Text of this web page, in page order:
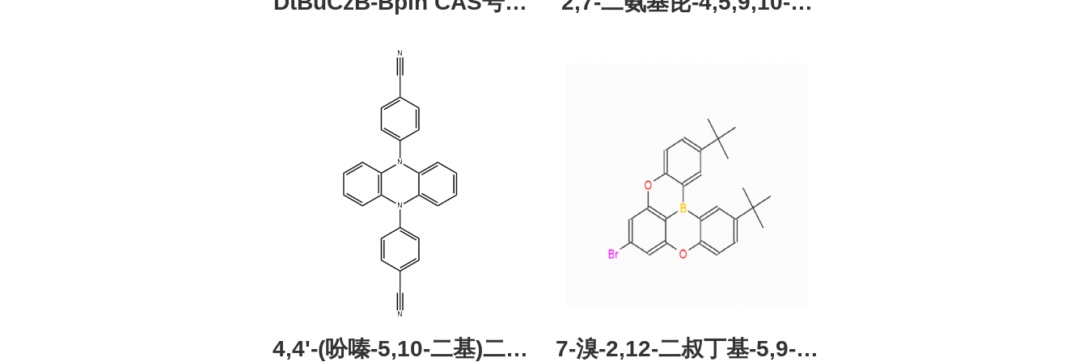
2643331-97-7
现货促销，可分装，高校
研究所 先发后付
4,4'-(吩嗪-5,10-二基)二苯 7-溴-2,12-二叔丁基-5,9-二